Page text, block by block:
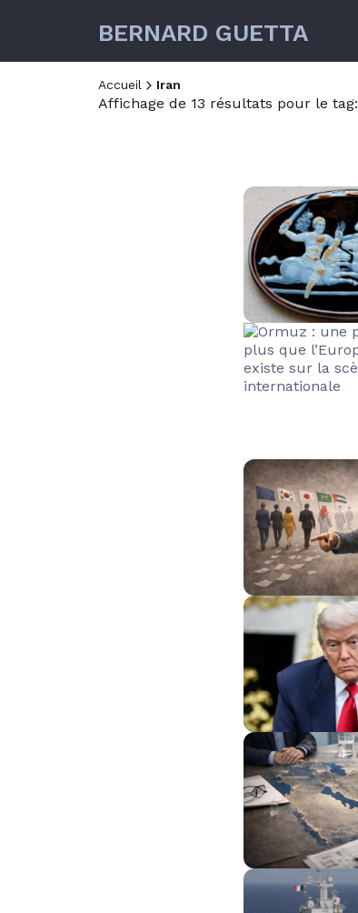
BERNARD GUETTA
Accueil Iran
Affichage de 13 résultats pour le tag: